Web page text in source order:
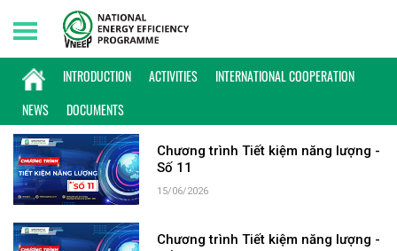
INTRODUCTION ACTIVITIES
INTERNATIONAL COOPERATION
NEWS
DOCUMENTS
Sunday, 09/08/2026 | 17:21 GMT+7
KEYWORD: CHƯƠNG TRÌNH TKNL
Chương trình Tiết kiệm năng lượng -
Số 11
15/06/2026
Chương trình Tiết kiệm năng lượng -